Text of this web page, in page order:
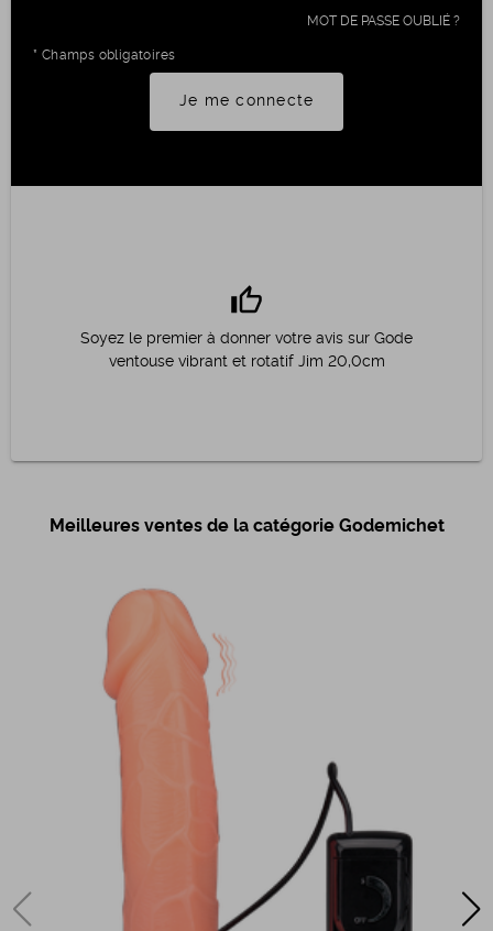
* Champs obligatoires
MOT DE PASSE OUBLIÉ ?
Je me connecte
thumb_up
Soyez le premier à donner votre avis sur Gode
ventouse vibrant et rotatif Jim 20,0cm
Meilleures ventes de la catégorie Godemichet